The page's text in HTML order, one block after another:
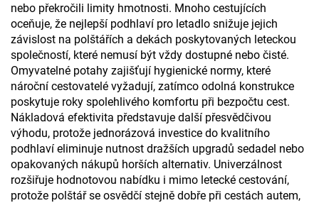
nebo překročili limity hmotnosti. Mnoho cestujících
oceňuje, že nejlepší podhlaví pro letadlo snižuje jejich
závislost na polštářích a dekách poskytovaných leteckou
společností, které nemusí být vždy dostupné nebo čisté.
Omyvatelné potahy zajišťují hygienické normy, které
nároční cestovatelé vyžadují, zatímco odolná konstrukce
poskytuje roky spolehlivého komfortu při bezpočtu cest.
Nákladová efektivita představuje další přesvědčivou
výhodu, protože jednorázová investice do kvalitního
podhlaví eliminuje nutnost dražších upgradů sedadel nebo
opakovaných nákupů horších alternativ. Univerzálnost
rozšiřuje hodnotovou nabídku i mimo letecké cestování,
protože polštář se osvědčí stejně dobře při cestách autem,